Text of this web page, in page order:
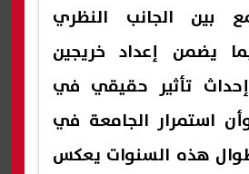
بين الجانب النظري
يضمن إعداد خريجين
تأثير حقيقي في
استمرار الجامعة في
طوال هذه السنوات يعكس